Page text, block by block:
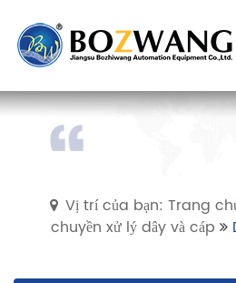
Vị trí của bạn: Trang
chuyền xử lý dây và cáp